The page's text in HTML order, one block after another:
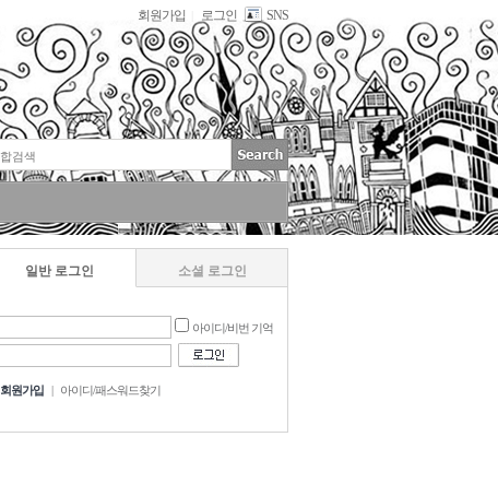
회원가입 로그인 SNS
일반 로그인 소셜 로그인
아이디/비번 기억
회원가입 | 아이디/패스워드찾기